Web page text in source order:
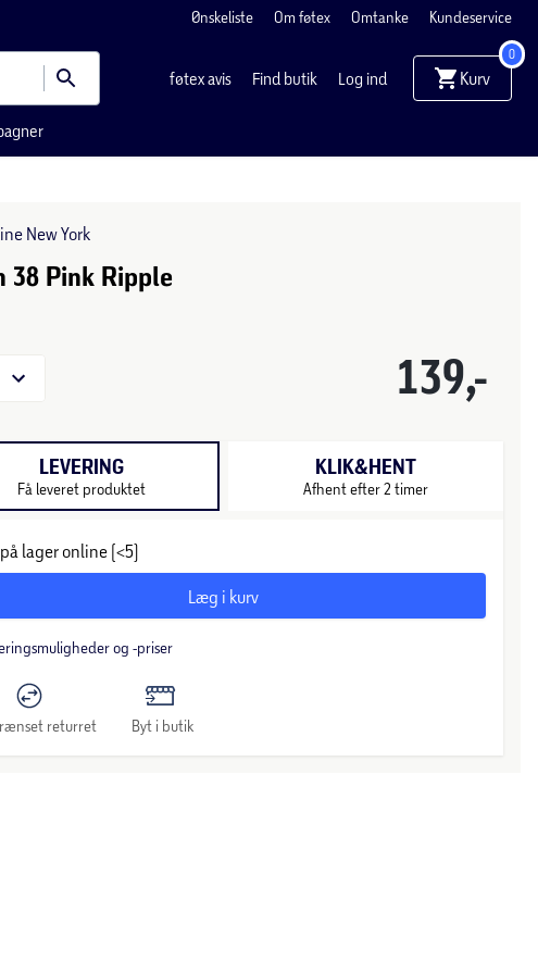
Ønskeliste Om føtex Omtanke Kundeservice
føtex avis Find butik Log ind Kurv
0
New York
38 Pink Ripple
139,-
LEVERING
Få leveret produktet
KLIK&HENT
Afhent efter 2 timer
lager online (<5)
Læg i kurv
og -priser
returret Byt i butik